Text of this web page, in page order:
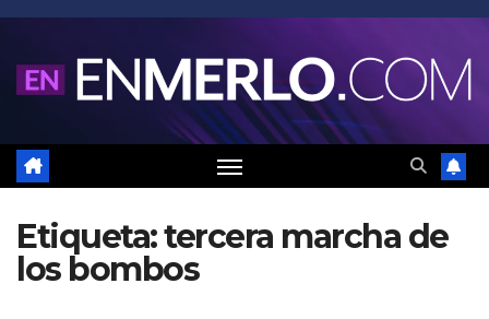
Saltar
contenido
Etiqueta:tercera marcha de
los bombos